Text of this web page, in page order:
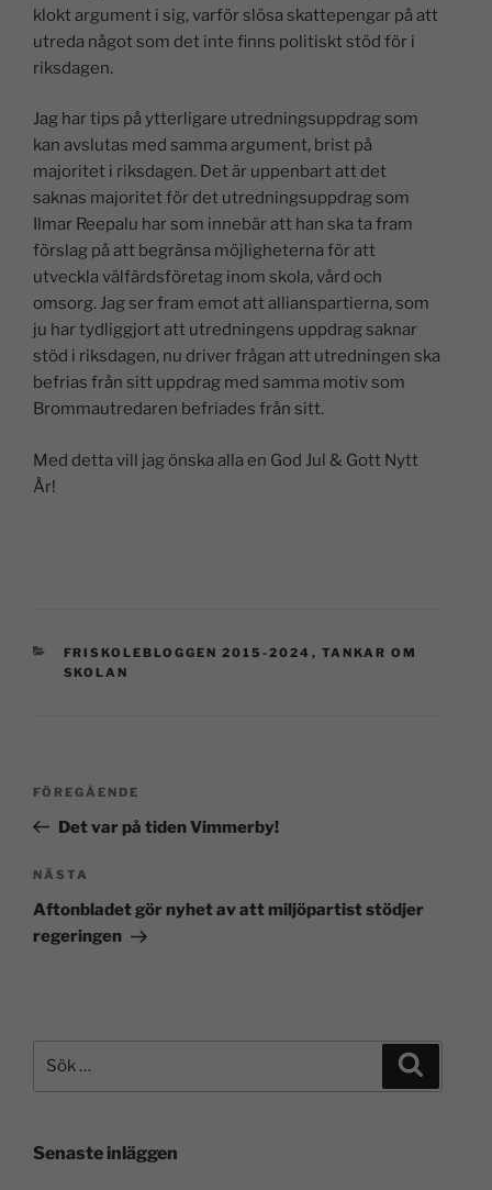
klokt argument i sig, varför slösa skattepengar på att
utreda något som det inte finns politiskt stöd för i
riksdagen.
Jag har tips på ytterligare utredningsuppdrag som
kan avslutas med samma argument, brist på
majoritet i riksdagen. Det är uppenbart att det
saknas majoritet för det utredningsuppdrag som
Ilmar Reepalu har som innebär att han ska ta fram
förslag på att begränsa möjligheterna för att
utveckla välfärdsföretag inom skola, vård och
omsorg. Jag ser fram emot att allianspartierna, som
ju har tydliggjort att utredningens uppdrag saknar
stöd i riksdagen, nu driver frågan att utredningen ska
befrias från sitt uppdrag med samma motiv som
Brommautredaren befriades från sitt.
Med detta vill jag önska alla en God Jul & Gott Nytt
År!
FRISKOLEBLOGGEN 2015-2024 , TANKAR OM
SKOLAN
FÖREGÅENDE
Det var på tiden Vimmerby!
NÄSTA
Aftonbladet gör nyhet av att miljöpartist stödjer
regeringen
Senaste inläggen